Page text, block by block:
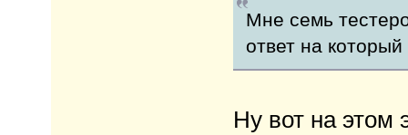
Мне семь
ответ на
Ну вот на этом